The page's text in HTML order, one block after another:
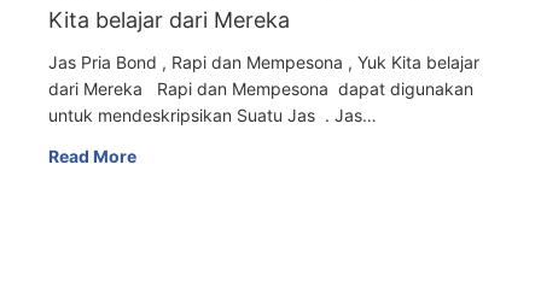
Kita belajar dari Mereka
Jas Pria Bond , Rapi dan Mempesona , Yuk Kita belajar
dari Mereka Rapi dan Mempesona dapat digunakan
untuk mendeskripsikan Suatu Jas . Jas…
Read More